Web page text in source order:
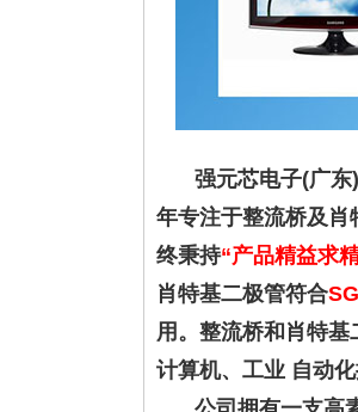
强元芯电子(广
年专注于整流桥及
终秉持“产品精益求
肖特基二极管符合
用。整流桥和肖特
计算机、工业 自动